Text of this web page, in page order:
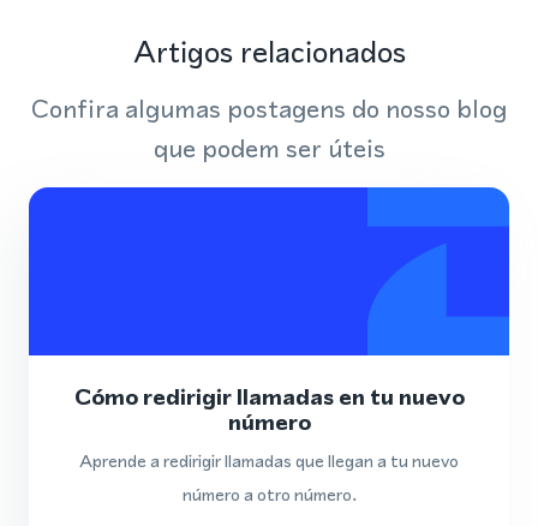
Artigos relacionados
Confira algumas postagens do nosso blog
que podem ser úteis
Cómo redirigir llamadas en tu nuevo
número
Aprende a redirigir llamadas que llegan a tu nuevo
número a otro número.